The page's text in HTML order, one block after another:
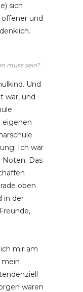
sich
und
muss sein?
Und
war, und
eigenen
Ich war
Das
oben
in der
mir am
mein
waren